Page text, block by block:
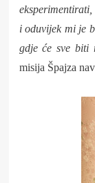
i oduvijek mi je
gdje će sve biti
misija Špajza